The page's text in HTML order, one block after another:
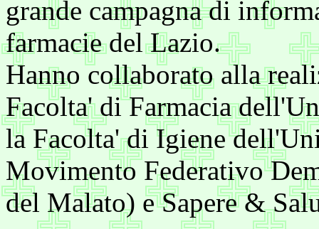
grande campagna di
farmacie del Lazio.
Hanno collaborato alla
Facolta' di Farmacia
la Facolta' di Igiene
Movimento Federativo
del Malato) e Sapere &